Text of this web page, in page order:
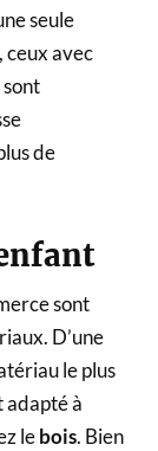
seule
ceux avec
sont
de
sont
D’une
le plus
adapté à
lebois. Bien